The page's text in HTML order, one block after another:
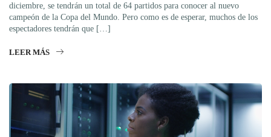
diciembre, se tendrán un total de 64 partidos para conocer al nuevo
campeón de la Copa del Mundo. Pero como es de esperar, muchos de los
espectadores tendrán que […]
LEER MÁS